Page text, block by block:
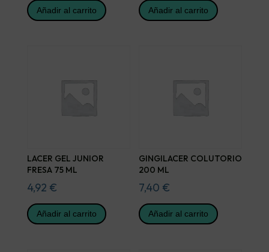
Añadir al carrito Añadir al carrito
LACER GEL JUNIOR
FRESA 75 ML
4,92 €
Añadir al carrito
GINGILACER COLUTORIO
200 ML
7,40 €
Añadir al carrito